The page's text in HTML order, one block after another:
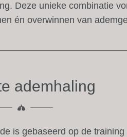
Deze unieke combinatie
én overwinnen van
ademhaling
is gebaseerd op de training